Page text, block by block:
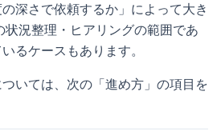
深さで依頼するか」によって大き
状況整理・ヒアリングの範囲であ
るケースもあります。
いては、次の「進め方」の項目を